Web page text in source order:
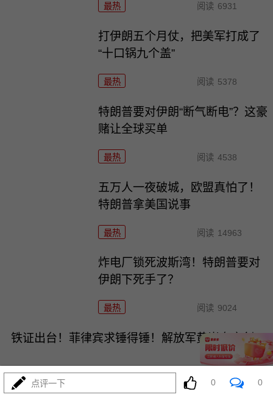
最热 阅读 6931
打伊朗五个月仗，把美军打成了
“十口锅九个盖”
最热 阅读 5378
特朗普要对伊朗“断气断电”？这豪
赌让全球买单
最热 阅读 4538
五万人一夜破城，欧盟真怕了！
特朗普拿美国说事
最热 阅读 14963
炸电厂锁死波斯湾！特朗普要对
伊朗下死手了？
最热 阅读 9024
铁证出台！菲律宾求锤得锤！解放军黄岩岛亮剑
点评一下 0 0